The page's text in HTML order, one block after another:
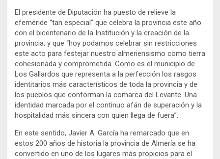
El presidente de Diputación ha puesto de relieve la
efeméride “tan especial” que celebra la provincia este año
con el bicentenario de la Institución y la creación de la
provincia, y que “hoy podamos celebrar sin restricciones
este acto para festejar nuestro almeriensismo como tierra
cohesionada y comprometida. Como es el municipio de
Los Gallardos que representa a la perfección los rasgos
identitarios más característicos de toda la provincia y de
los pueblos que conforman la comarca del Levante. Una
identidad marcada por el continuo afán de superación y la
hospitalidad más sincera con quien llega de fuera”.
En este sentido, Javier A. García ha remarcado que en
estos 200 años de historia la provincia de Almería se ha
convertido en uno de los lugares más propicios para el